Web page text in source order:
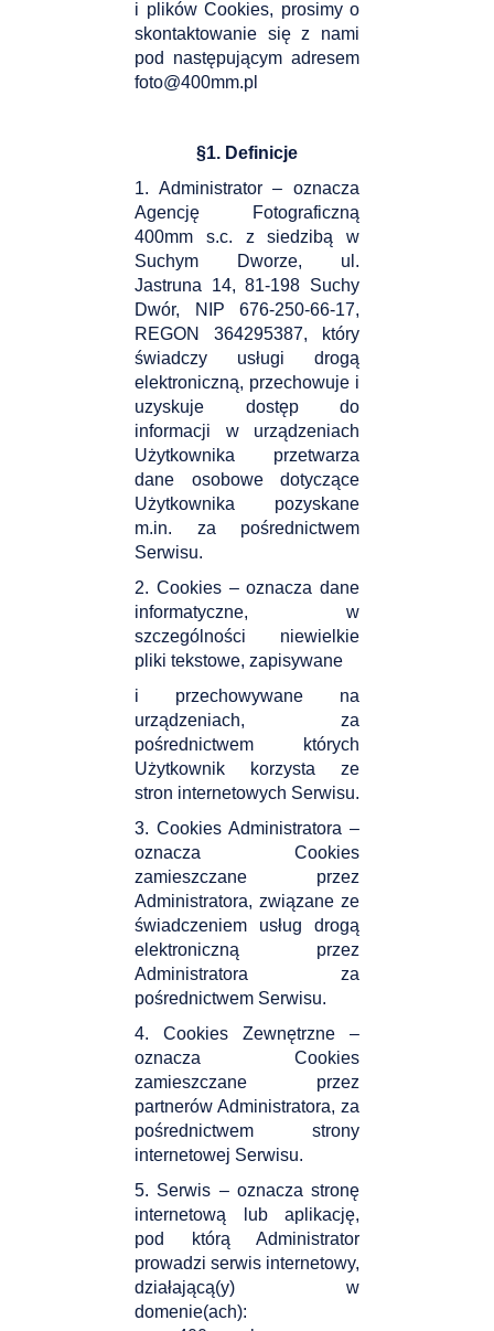
i plików Cookies, prosimy o
skontaktowanie się z nami
pod następującym adresem
foto@400mm.pl
§1. Definicje
1. Administrator – oznacza
Agencję Fotograficzną
400mm s.c. z siedzibą w
Suchym Dworze, ul.
Jastruna 14, 81-198 Suchy
Dwór, NIP 676-250-66-17,
REGON 364295387, który
świadczy usługi drogą
elektroniczną, przechowuje i
uzyskuje dostęp do
informacji w urządzeniach
Użytkownika przetwarza
dane osobowe dotyczące
Użytkownika pozyskane
m.in. za pośrednictwem
Serwisu.
2. Cookies – oznacza dane
informatyczne, w
szczególności niewielkie
pliki tekstowe, zapisywane
i przechowywane na
urządzeniach, za
pośrednictwem których
Użytkownik korzysta ze
stron internetowych Serwisu.
3. Cookies Administratora –
oznacza Cookies
zamieszczane przez
Administratora, związane ze
świadczeniem usług drogą
elektroniczną przez
Administratora za
pośrednictwem Serwisu.
4. Cookies Zewnętrzne –
oznacza Cookies
zamieszczane przez
partnerów Administratora, za
pośrednictwem strony
internetowej Serwisu.
5. Serwis – oznacza stronę
internetową lub aplikację,
pod którą Administrator
prowadzi serwis internetowy,
działającą(y) w
domenie(ach):